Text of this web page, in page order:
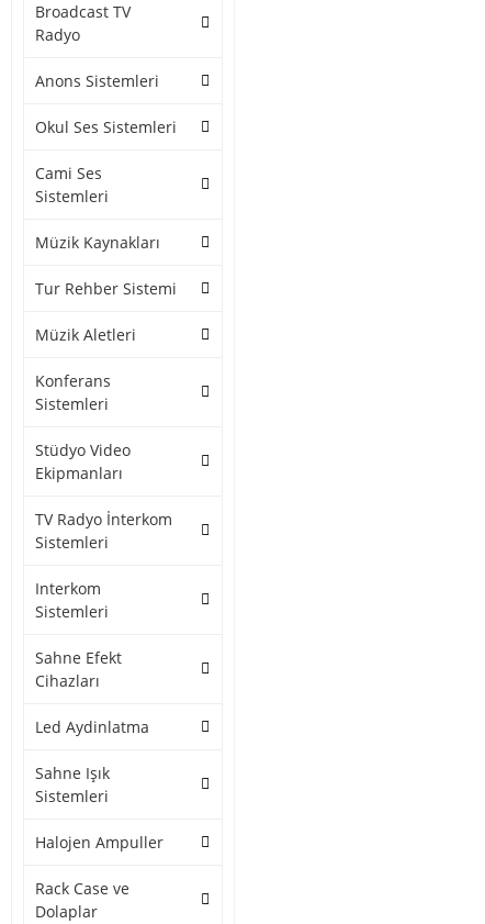
Broadcast TV
Radyo
Anons Sistemleri
Okul Ses Sistemleri
Cami Ses
Sistemleri
Müzik Kaynakları
Tur Rehber Sistemi
Müzik Aletleri
Konferans
Sistemleri
Stüdyo Video
Ekipmanları
TV Radyo İnterkom
Sistemleri
Interkom
Sistemleri
Sahne Efekt
Cihazları
Led Aydinlatma
Sahne Işık
Sistemleri
Halojen Ampuller
Rack Case ve
Dolaplar